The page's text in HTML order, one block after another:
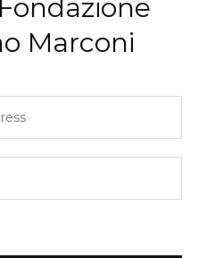
Marconi